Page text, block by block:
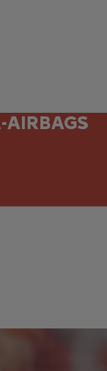
AIRBAGS